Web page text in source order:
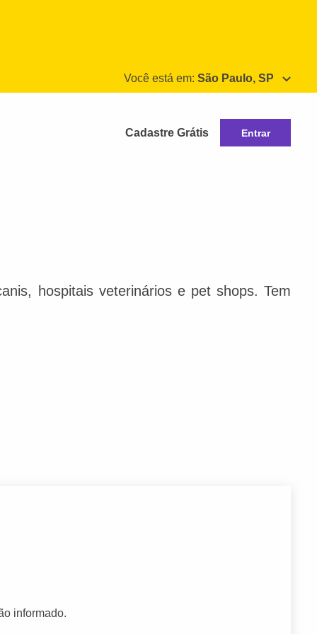
Você está em: São Paulo, SP
Cadastre Grátis Entrar
hospitais veterinários e pet shops. Tem
informado.